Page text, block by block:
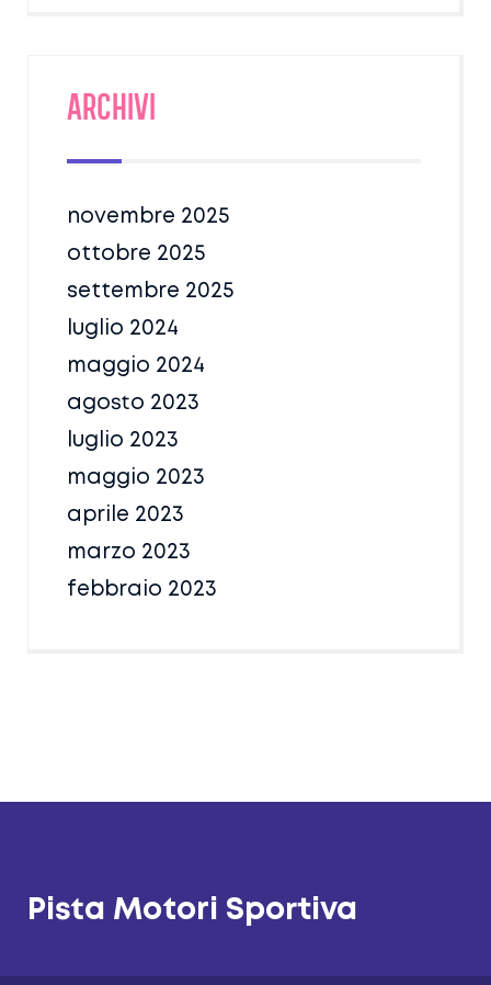
Archivi
novembre 2025
ottobre 2025
settembre 2025
luglio 2024
maggio 2024
agosto 2023
luglio 2023
maggio 2023
aprile 2023
marzo 2023
febbraio 2023
Pista Motori Sportiva